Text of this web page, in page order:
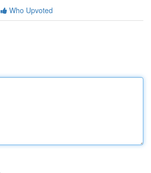
Who Upvoted